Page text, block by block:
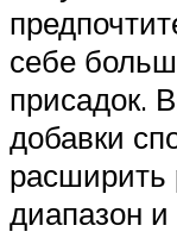
себе
присадок.
добавки
расширить
диапазон